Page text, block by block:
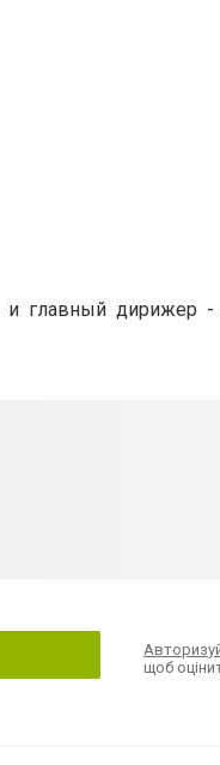
и главный
щоб